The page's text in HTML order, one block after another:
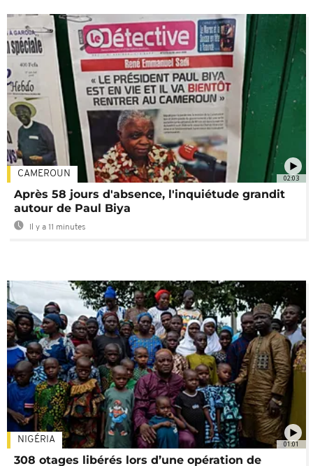
02:03
CAMEROUN
Après 58 jours d'absence, l'inquiétude grandit
autour de Paul Biya
Il y a 11 minutes
01:01
NIGÉRIA
308 otages libérés lors d’une opération de